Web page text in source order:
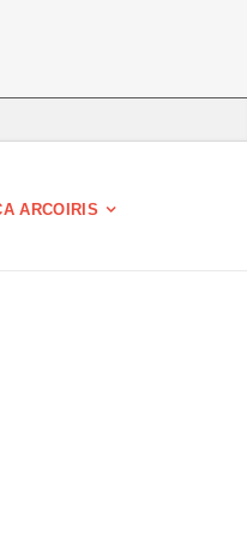
ARCOIRIS